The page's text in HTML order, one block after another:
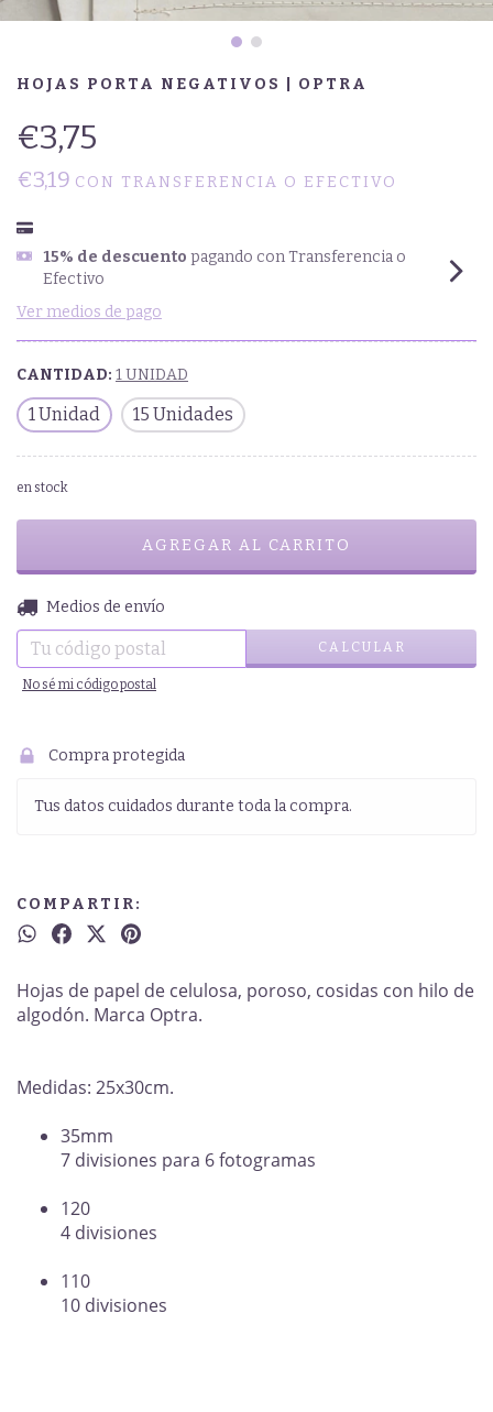
HOJAS PORTA NEGATIVOS | OPTRA
€3,75
€3,19 CON TRANSFERENCIA O EFECTIVO
15% de descuento pagando con Transferencia o
Efectivo
Ver medios de pago
CANTIDAD: 1 UNIDAD
1 Unidad 15 Unidades
en stock
Entregas para el CP:
Medios de envío
CALCULAR
No sé mi código postal
Compra protegida
Tus datos cuidados durante toda la compra.
COMPARTIR:
Hojas de papel de celulosa, poroso, cosidas con hilo de
algodón. Marca Optra.
Medidas: 25x30cm.
35mm
7 divisiones para 6 fotogramas
120
4 divisiones
110
10 divisiones